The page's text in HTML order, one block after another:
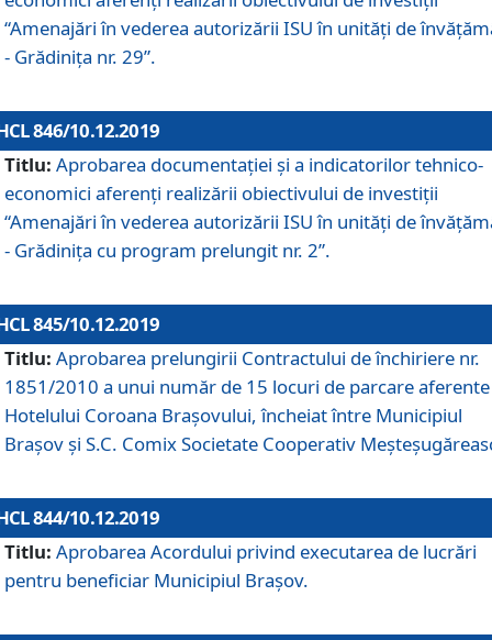
“Amenajări în vederea autorizării ISU în unități de
- Grădinița nr. 29”.
846/10.12.2019
Titlu: Aprobarea documentației și a indicatorilor tehnico-
economici aferenți realizării obiectivului de investiții
“Amenajări în vederea autorizării ISU în unități de
- Grădinița cu program prelungit nr. 2”.
845/10.12.2019
Titlu: Aprobarea prelungirii Contractului de închiriere nr.
1851/2010 a unui număr de 15 locuri de parcare aferente
Hotelului Coroana Brașovului, încheiat între Municipiul
Braşov şi S.C. Comix Societate Cooperativ
844/10.12.2019
Titlu: Aprobarea Acordului privind executarea de lucrări
pentru beneficiar Municipiul Brașov.